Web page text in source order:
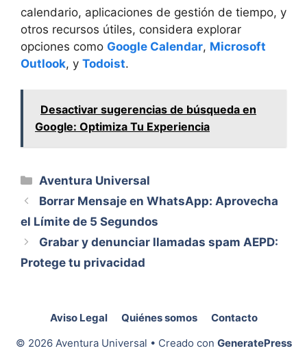
calendario, aplicaciones de gestión de tiempo, y
otros recursos útiles, considera explorar
opciones como Google Calendar, Microsoft
Outlook, y Todoist.
Desactivar sugerencias de búsqueda en
Google: Optimiza Tu Experiencia
Categorías
Aventura Universal
Borrar Mensaje en WhatsApp: Aprovecha
el Límite de 5 Segundos
Grabar y denunciar llamadas spam AEPD:
Protege tu privacidad
Aviso Legal Quiénes somos
Contacto
© 2026 Aventura Universal • Creado con GeneratePress